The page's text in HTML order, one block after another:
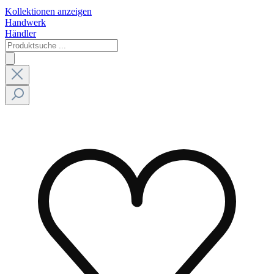
Kollektionen anzeigen
Handwerk
Händler